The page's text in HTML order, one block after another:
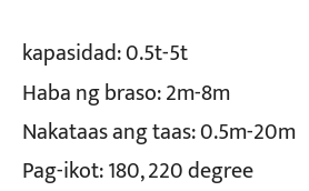
kapasidad:0.5t-5t
Haba ng braso:2m-8m
Nakataas ang taas:0.5m-20m
Pag-ikot:180, 220 degree